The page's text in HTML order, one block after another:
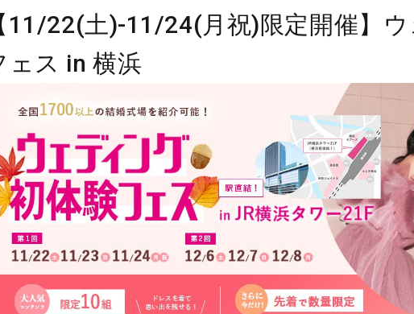
11/22(土)-11/24(月祝)限定開催】
ェス in 横浜